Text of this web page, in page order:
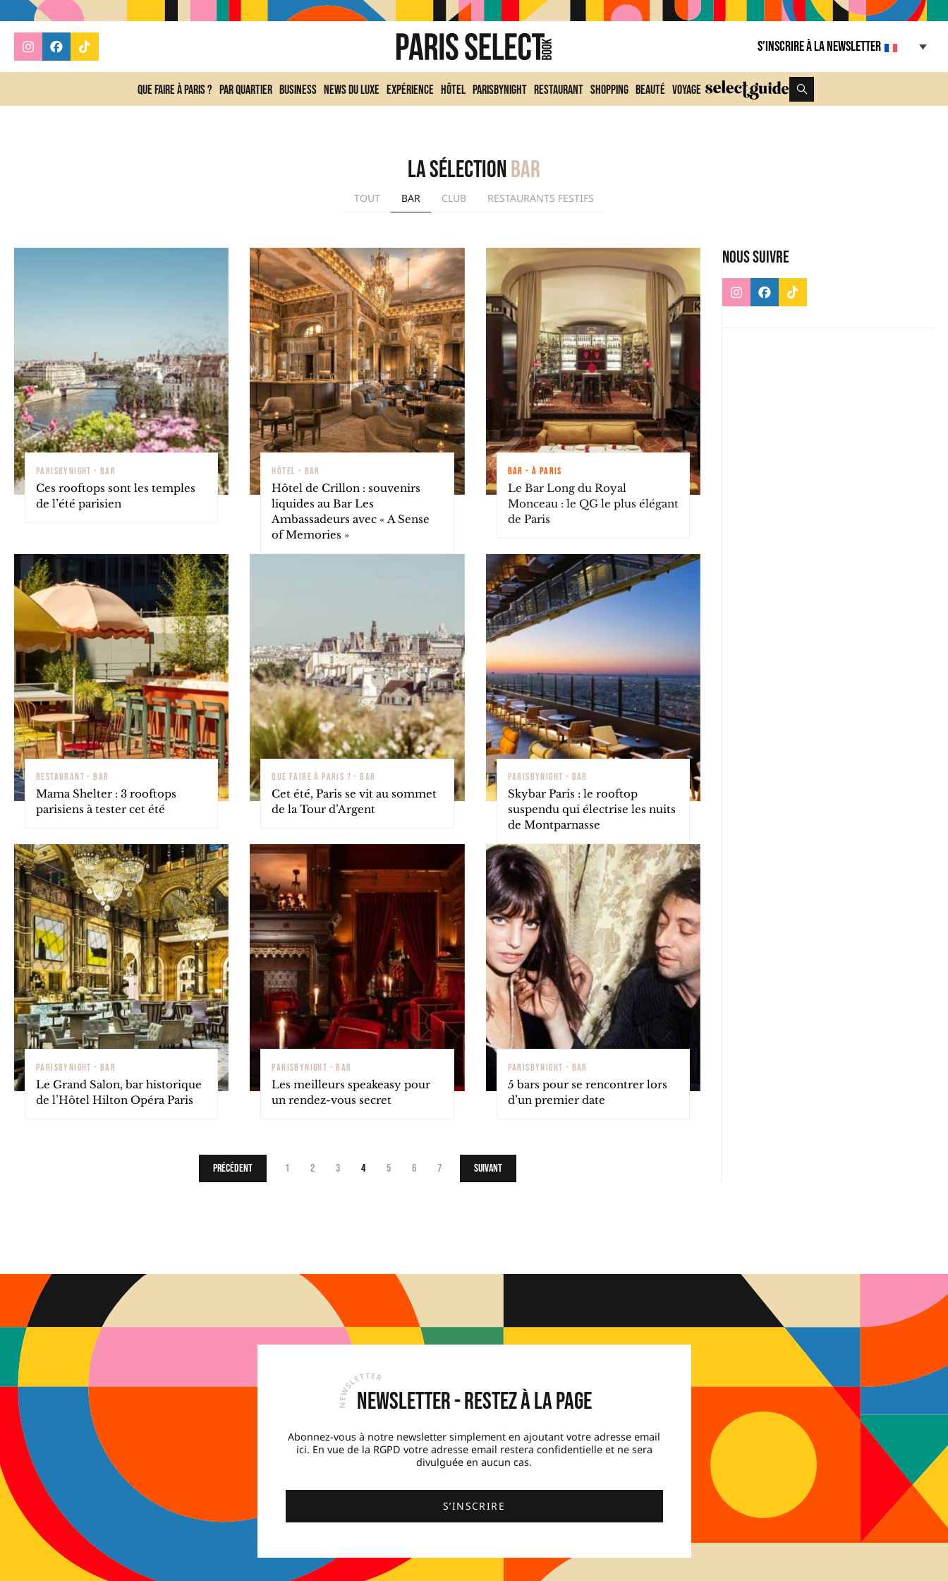
S’inscrire à la Newsletter
Que faire à Paris ? Par quartier Business News du Luxe Expérience Hôtel ParisByNight Restaurant Shopping Beauté Voyage
La sélectionBar
TOUT BAR CLUB RESTAURANTS FESTIFS
Nous suivre
PARISBYNIGHT - BAR
Ces rooftops sont les temples
de l’été parisien
HÔTEL - BAR
Hôtel de Crillon : souvenirs
liquides au Bar Les
Ambassadeurs avec « A Sense
of Memories »
BAR - À PARIS
Le Bar Long du Royal
Monceau : le QG le plus élégant
de Paris
RESTAURANT - BAR
Mama Shelter : 3 rooftops
parisiens à tester cet été
QUE FAIRE À PARIS ? - BAR
Cet été, Paris se vit au sommet
de la Tour d’Argent
PARISBYNIGHT - BAR
Skybar Paris : le rooftop
suspendu qui électrise les nuits
de Montparnasse
PARISBYNIGHT - BAR
Le Grand Salon, bar historique
de l’Hôtel Hilton Opéra Paris
PARISBYNIGHT - BAR
Les meilleurs speakeasy pour
un rendez-vous secret
PARISBYNIGHT - BAR
5 bars pour se rencontrer lors
d’un premier date
Précédent 1 2 3 4 5 6 7 Suivant
Newsletter - Restez à la page
Abonnez-vous à notre newsletter simplement en ajoutant votre adresse email
ici. En vue de la RGPD votre adresse email restera confidentielle et ne sera
divulguée en aucun cas.
S’INSCRIRE